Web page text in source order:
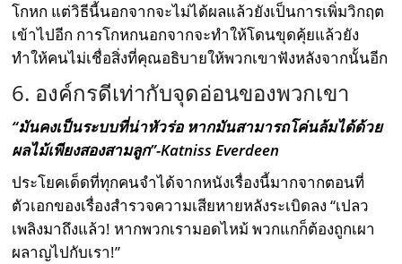
โกหก แต่วิธีนี้นอกจากจะไม่ได้ผลแล้วยังเป็นการเพิ่มวิกฤต
เข้าไปอีก การโกหกนอกจากจะทำให้โดนขุดคุ้ยแล้วยัง
ทำให้คนไม่เชื่อสิ่งที่คุณอธิบายให้พวกเขาฟังหลังจากนั้นอีก
6. องค์กรดีเท่ากับจุดอ่อนของพวกเขา
“มันคงเป็นระบบที่น่าหัวร่อ หากมันสามารถโค่นล้มได้ด้วย
ผลไม้เพียงสองสามลูก”-Katniss Everdeen
ประโยคเด็ดที่ทุกคนจำได้จากหนังเรื่องนี้มากจากตอนที่
ตัวเอกของเรื่องสำรวจความเสียหายหลังระเบิดลง “เปลว
เพลิงมาถึงแล้ว! หากพวกเรามอดไหม้ พวกแกก็ต้องถูกเผา
ผลาญไปกับเรา!”